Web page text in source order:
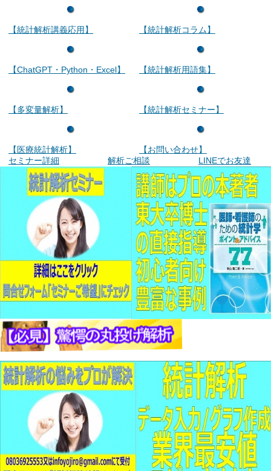
【統計解析講義応用】
【ChatGPT・Python・Excel】
【多変量解析】
【医療統計解析】
【統計解析コラム】
【統計解析用語集】
【統計解析セミナー】
【お問い合わせ】
セミナー詳細
解析ご相談 LINEでお友達